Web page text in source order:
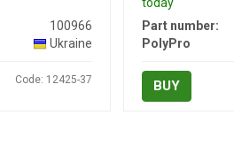
100966
Ukraine
Code: 12425-37
Part number:
PolyPro
BUY